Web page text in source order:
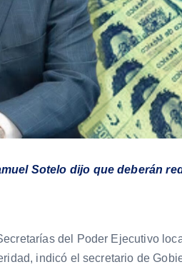
Sotelo dijo que deberán
del Poder Ejecutivo
indicó el secretario de